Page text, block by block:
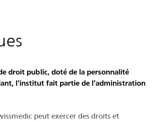
droit public, doté de la personnalité
l’institut fait partie de l’administration
peut exercer des droits et